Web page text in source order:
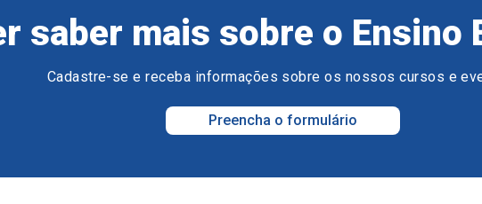
saber mais sobre o Ensino
Cadastre-se e receba informações sobre os nossos cursos e
Preencha o formulário